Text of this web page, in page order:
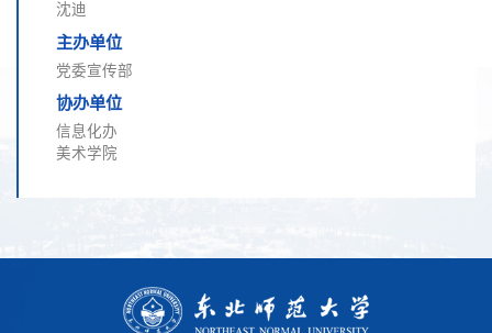
沈迪
主办单位
党委宣传部
协办单位
信息化办
美术学院